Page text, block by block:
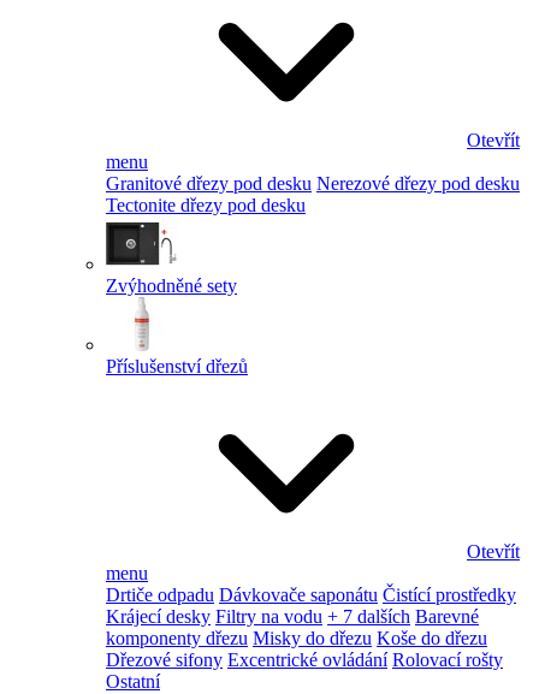
Otevřít
menu
Granitové dřezy pod desku Nerezové dřezy pod desku
Tectonite dřezy pod desku
Zvýhodněné sety
Příslušenství dřezů
Otevřít
menu
Drtiče odpadu Dávkovače saponátu Čistící prostředky
Krájecí desky Filtry na vodu + 7 dalších Barevné
komponenty dřezu Misky do dřezu Koše do dřezu
Dřezové sifony Excentrické ovládání Rolovací rošty
Ostatní